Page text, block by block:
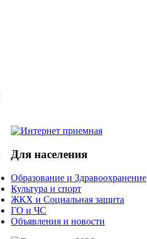
Для населения
Образование и Здравоохранение
Культура и спорт
ЖКХ и Социальная защита
ГО и ЧС
Объявления и новости